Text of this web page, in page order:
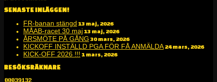
SENASTE INLÄGGEN!
FR-banan stängd 13 maj, 2026
MÅAB-racet 30 maj 13 maj, 2026
ÅRSMÖTE PÅ GÅNG 30 mars, 2026
KICKOFF INSTÄLLD PGA FÖR FÅ ANMÄLDA 24 mars, 2026
KICK-OFF 2026 !!! 1 mars, 2026
BESÖKSRÄKNARE